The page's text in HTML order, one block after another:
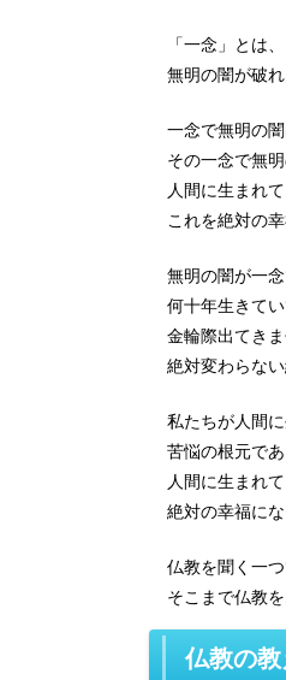
「一念」とは
無明の闇が破
一念で無明の
その一念で無
人間に生まれ
これを絶対の
無明の闇が一念
何十年生きてい
金輪際出てきま
絶対変わらない
私たちが人間
苦悩の根元で
人間に生まれ
絶対の幸福にな
仏教を聞く一
そこまで仏教
仏教の